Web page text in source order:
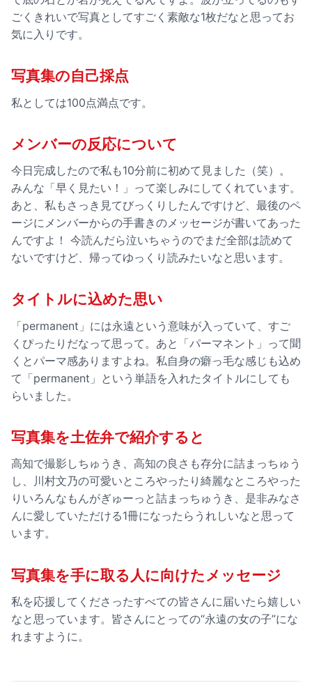
ごくきれいで写真としてすごく素敵な1枚だなと思ってお
気に入りです。
写真集の自己採点
私としては100点満点です。
メンバーの反応について
今日完成したので私も10分前に初めて見ました（笑）。
みんな「早く見たい！」って楽しみにしてくれています。
あと、私もさっき見てびっくりしたんですけど、最後のペ
ージにメンバーからの手書きのメッセージが書いてあった
んですよ！ 今読んだら泣いちゃうのでまだ全部は読めて
ないですけど、帰ってゆっくり読みたいなと思います。
タイトルに込めた思い
「permanent」には永遠という意味が入っていて、すご
くぴったりだなって思って。あと「パーマネント」って聞
くとパーマ感ありますよね。私自身の癖っ毛な感じも込め
て「permanent」という単語を入れたタイトルにしても
らいました。
写真集を土佐弁で紹介すると
高知で撮影しちゅうき、高知の良さも存分に詰まっちゅう
し、川村文乃の可愛いところやったり綺麗なところやった
りいろんなもんがぎゅーっと詰まっちゅうき、是非みなさ
んに愛していただける1冊になったらうれしいなと思って
います。
写真集を手に取る人に向けたメッセージ
私を応援してくださったすべての皆さんに届いたら嬉しい
なと思っています。皆さんにとっての“永遠の女の子”にな
れますように。